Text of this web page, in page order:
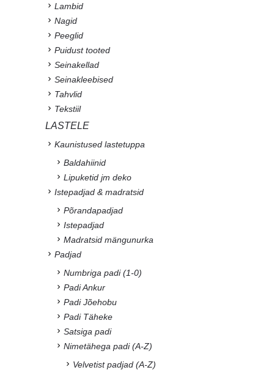
Lambid
Nagid
Peeglid
Puidust tooted
Seinakellad
Seinakleebised
Tahvlid
Tekstiil
LASTELE
Kaunistused lastetuppa
Baldahiinid
Lipuketid jm deko
Istepadjad & madratsid
Põrandapadjad
Istepadjad
Madratsid mängunurka
Padjad
Numbriga padi (1-0)
Padi Ankur
Padi Jõehobu
Padi Täheke
Satsiga padi
Nimetähega padi (A-Z)
Velvetist padjad (A-Z)